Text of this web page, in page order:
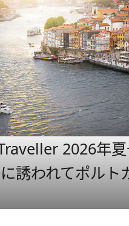
2026年
誘われてポルト